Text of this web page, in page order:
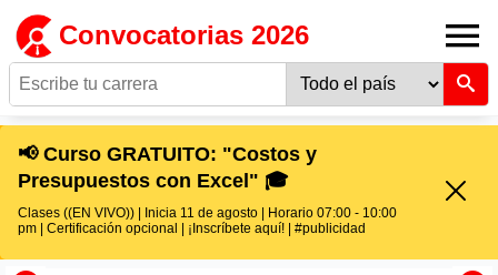
Convocatorias 2026
📢 Curso GRATUITO: "Costos y
Presupuestos con Excel" 🎓
Clases ((EN VIVO)) | Inicia 11 de agosto | Horario 07:00 - 10:00
pm | Certificación opcional | ¡Inscríbete aquí! | #publicidad